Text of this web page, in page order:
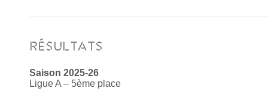
RÉSULTATS
Saison 2025-26
Ligue A – 5ème place